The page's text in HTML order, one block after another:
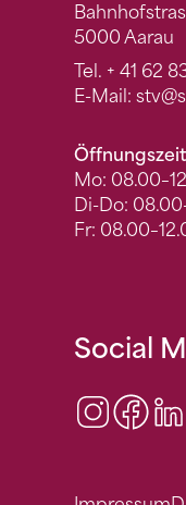
5000 Aarau
Tel. + 41 62
E-Mail: stv
Mo:
Di-Do:
Fr:
Social